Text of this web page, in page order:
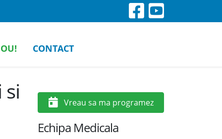
CONTACT
Vreau sa ma programez
Echipa Medicala